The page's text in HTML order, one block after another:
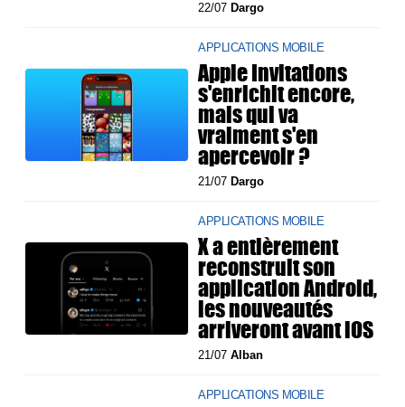
22/07 Dargo
APPLICATIONS MOBILE
Apple Invitations
s'enrichit encore,
mais qui va
vraiment s'en
apercevoir ?
21/07 Dargo
APPLICATIONS MOBILE
X a entièrement
reconstruit son
application Android,
les nouveautés
arriveront avant iOS
21/07Alban
APPLICATIONS MOBILE